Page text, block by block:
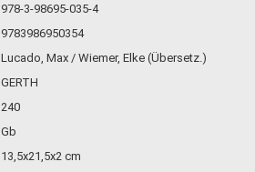
978-3-98695-035-4
9783986950354
Lucado, Max / Wiemer, Elke (Übersetz.)
GERTH
240
Gb
13,5x21,5x2 cm